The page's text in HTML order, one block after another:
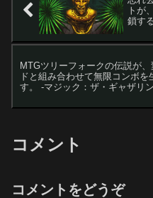
トが
鎖す
MTGツリーフォークの伝説が、
ドと組み合わせて無限コンボを
す。 -マジック：ザ・ギャザリ
コメント
コメントをどうぞ